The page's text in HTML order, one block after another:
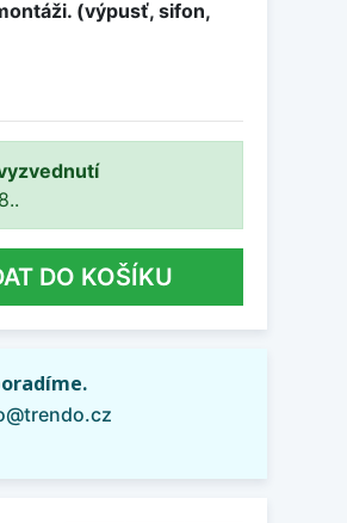
(výpusť, sifon,
DO KOŠÍKU